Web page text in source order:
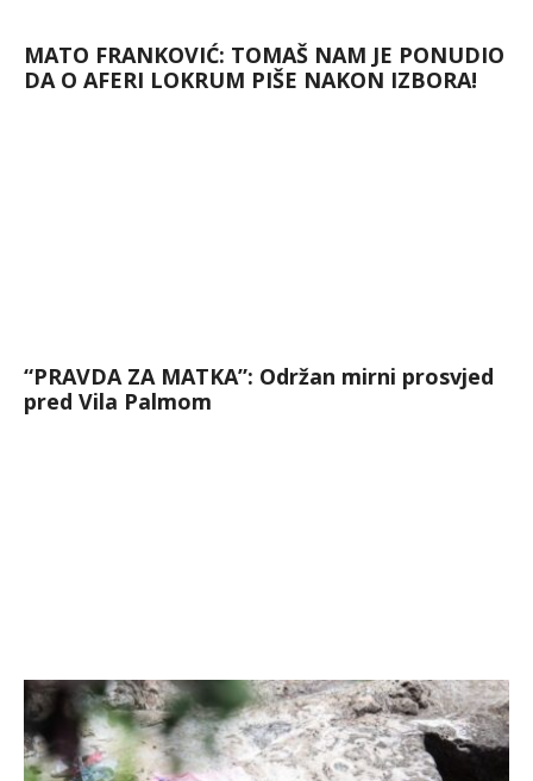
MATO FRANKOVIĆ: TOMAŠ NAM JE PONUDIO
DA O AFERI LOKRUM PIŠE NAKON IZBORA!
“PRAVDA ZA MATKA”: Održan mirni prosvjed
pred Vila Palmom